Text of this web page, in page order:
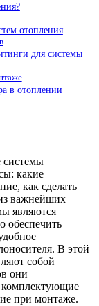
отопления
для системы
в отоплении
системы
какие
как сделать
важнейших
являются
обеспечить
В этой
собой
они
комплектующие
при монтаже.